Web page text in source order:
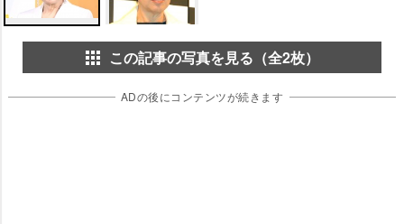
この記事の写真を見る（全2枚）
ADの後にコンテンツが続きます